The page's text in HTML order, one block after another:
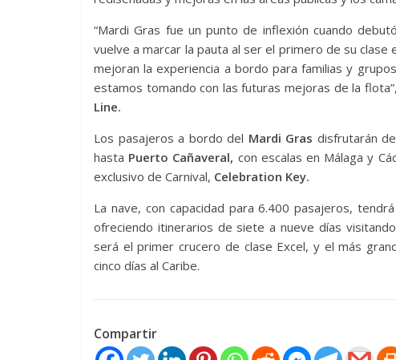
“Mardi Gras fue un punto de inflexión cuando
vuelve a marcar la pauta al ser el primero de su
mejoran la experiencia a bordo para familias y
estamos tomando con las futuras mejoras de la
Line.
Los pasajeros a bordo del Mardi Gras disfrutarán
hasta Puerto Cañaveral, con escalas en Málaga y
exclusivo de Carnival, Celebration Key.
La nave, con capacidad para 6.400 pasajeros,
ofreciendo itinerarios de siete a nueve días
será el primer crucero de clase Excel, y el más
cinco días al Caribe.
Compartir